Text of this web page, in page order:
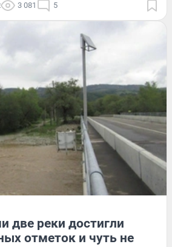
3 081 5
две реки достигли
отметок и чуть не